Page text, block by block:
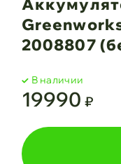
2008807
В наличии
19990 ₽